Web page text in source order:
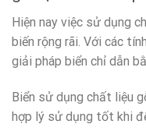
Hiện nay việc sử dụng
biến rộng rãi. Với các
giải pháp biển chỉ dẫn
Biển sử dụng chất liệu
hợp lý sử dụng tốt khi